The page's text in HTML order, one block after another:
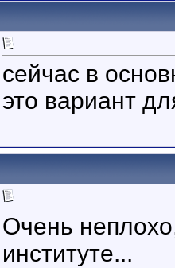
сейчас в
это вариант
Очень
институте...